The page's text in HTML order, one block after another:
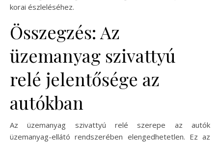
korai észleléséhez.
Összegzés: Az
üzemanyag szivattyú
relé jelentősége az
autókban
Az üzemanyag szivattyú relé szerepe az autók
üzemanyag-ellátó rendszerében elengedhetetlen. Ez az